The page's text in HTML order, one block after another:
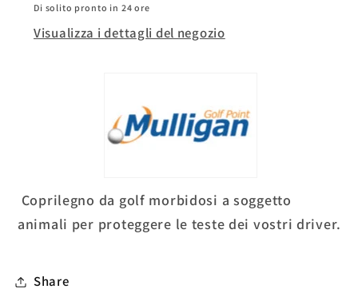
Di solito pronto in 24 ore
Visualizza i dettagli del negozio
Coprilegno da golf morbidosi a soggetto
animali per proteggere le teste dei vostri driver.
Share